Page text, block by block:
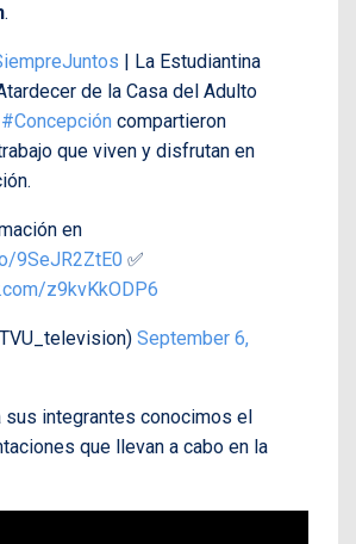
.
| La Estudiantina
de la Casa del Adulto
#Concepción compartieron
que viven y disfrutan en
en
9SeJR2ZtE0 ✅
z9kvKkODP6
September 6,
sus integrantes conocimos el
que llevan a cabo en la